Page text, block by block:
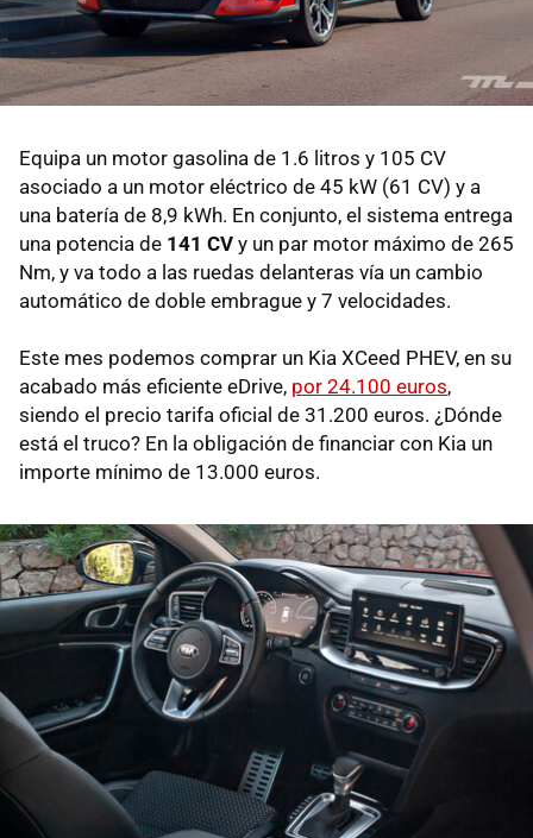
Equipa un motor gasolina de 1.6 litros y 105 CV
asociado a un motor eléctrico de 45 kW (61 CV) y a
una batería de 8,9 kWh. En conjunto, el sistema entrega
una potencia de 141 CV y un par motor máximo de 265
Nm, y va todo a las ruedas delanteras vía un cambio
automático de doble embrague y 7 velocidades.
Este mes podemos comprar un Kia XCeed PHEV, en su
acabado más eficiente eDrive, por 24.100 euros,
siendo el precio tarifa oficial de 31.200 euros. ¿Dónde
está el truco? En la obligación de financiar con Kia un
importe mínimo de 13.000 euros.